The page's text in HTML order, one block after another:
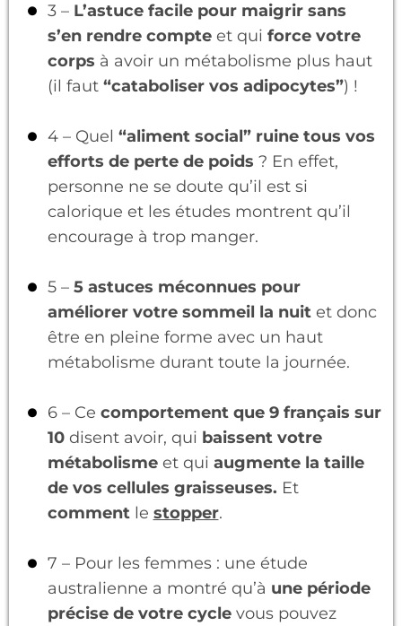
3 – L’astuce facile pour maigrir sans
s’en rendre compte et qui force votre
corps à avoir un métabolisme plus haut
(il faut “cataboliser vos adipocytes”) !
4 – Quel “aliment social” ruine tous vos
efforts de perte de poids ? En effet,
personne ne se doute qu’il est si
calorique et les études montrent qu’il
encourage à trop manger.
5 –5 astuces méconnues pour
améliorer votre sommeil la nuit et donc
être en pleine forme avec un haut
métabolisme durant toute la journée.
6 – Ce comportement que 9 français sur
10 disent avoir, qui baissent votre
métabolismeet qui augmente la taille
de vos cellules graisseuses. Et
comment le stopper.
7 – Pour les femmes : une étude
australienne a montré qu’à une période
précise de votre cyclevous pouvez